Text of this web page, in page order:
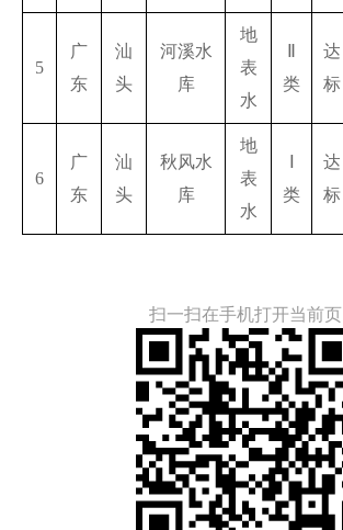
5
广
东
汕
头
河溪水
库
地
表
水
类
达
标
6
广
东
汕
头
秋风水
库
地
表
水
类
达
标
扫一扫在手机打开当前页